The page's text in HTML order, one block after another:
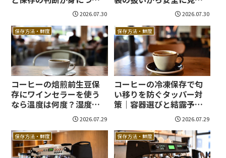
2026.07.30 2026.07.30
保存方法・鮮度
コーヒーの焙煎前生豆保
存にワインセラーを使う
なら温度は何度？湿度と
結露を避けて香味を守る
2026.07.29
保存方法・鮮度
コーヒーの冷凍保存で匂
い移りを防ぐタッパー対
策｜容器選びと結露予防
2026.07.29
保存方法・鮮度 保存方法・鮮度